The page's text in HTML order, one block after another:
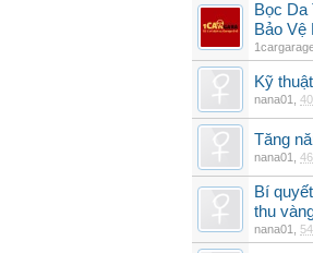
Bọc Da
Bảo Vệ
Kỹ
nana01
Tăng
nana01
Bí
thu
nana01